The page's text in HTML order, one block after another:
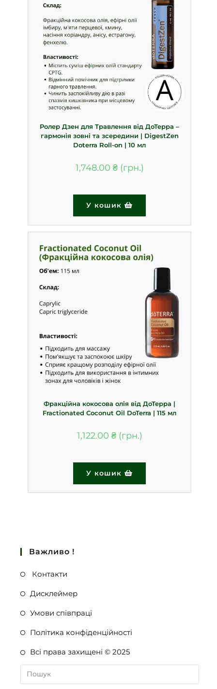
Ролер Дзен для Травлення від ДоТерра –
гармонія зовні та зсередини | DigestZen
Doterra Roll-on | 10 мл
1,748.00 ₴
У кошик
Фракційна кокосова олія від ДоТерра |
Fractionated Coconut Oil DoTerra | 115 мл
1,122.00 ₴
У кошик
Важливо !
Контакти
Дисклеймер
Умови співпраці
Політика конфіденційності
Всі права захищені © 2025